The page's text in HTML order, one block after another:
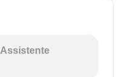
Assistente